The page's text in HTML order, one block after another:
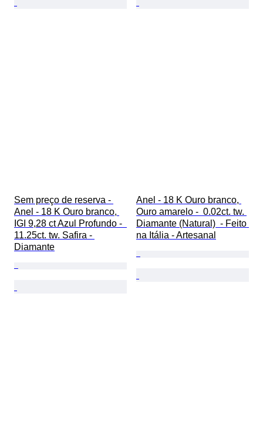
Sem preço de reserva -
Anel - 18 K Ouro branco,
IGI 9,28 ct Azul Profundo -
11.25ct. tw. Safira -
Diamante
Anel - 18 K Ouro branco,
Ouro amarelo -  0.02ct. tw.
Diamante (Natural)  - Feito
na Itália - Artesanal